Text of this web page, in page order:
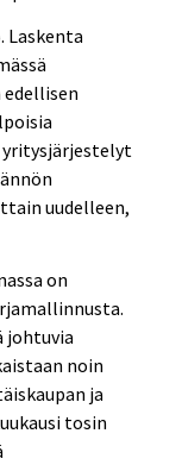
Laskenta
yritysjärjestelyt
uudelleen,
on
johtuvia
noin
ja
tosin